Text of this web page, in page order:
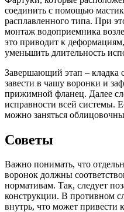
соединить с помощью
расплавленного типа. При
монтаж водоприемника
это приводит к
уменьшить длительность
Завершающий этап – кладка
завести в чашу воронки и
прижимной фланец. Далее
исправности всей системы.
можно заняться
Советы
Важно понимать, что
воронок должны
нормативам. Так, следует
конструкции. В противном
внутрь, что может привести